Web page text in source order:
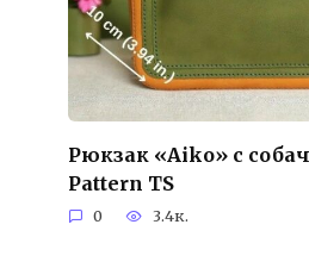
Рюкзак «Aiko» с
Pattern TS
0 3.4к.